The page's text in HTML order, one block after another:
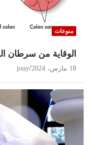
منوعات
الوقاية من سرطان
18 مارس، 2024 jouy